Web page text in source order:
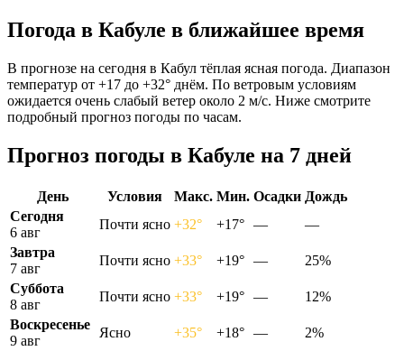
Погода в Кабуле в ближайшее время
В прогнозе на сегодня в Кабул тёплая ясная погода. Диапазон
температур от +17 до +32° днём. По ветровым условиям
ожидается очень слабый ветер около 2 м/с. Ниже смотрите
подробный прогноз погоды по часам.
Прогноз погоды в Кабуле на 7 дней
День Условия Макс. Мин. Осадки Дождь
Сегодня
6 авг
Почти ясно +32° +17° —
—
Завтра
7 авг
Почти ясно +33° +19° —
25%
Суббота
8 авг
Почти ясно +33° +19° —
12%
Воскресенье
9 авг
Ясно +35° +18° —
2%